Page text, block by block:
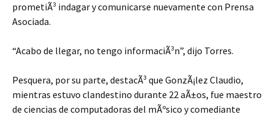
prometiÃ³ indagar y comunicarse nuevamente con Prensa
Asociada.
“Acabo de llegar, no tengo informaciÃ³n”, dijo Torres.
Pesquera, por su parte, destacÃ³ que GonzÃ¡lez Claudio,
mientras estuvo clandestino durante 22 aÃ±os, fue maestro
de ciencias de computadoras del mÃºsico y comediante